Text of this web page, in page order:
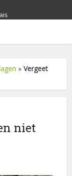
»Vergeet
niet